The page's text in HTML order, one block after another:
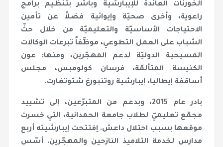
الخورنات العائدة للإيبارشية وباشر بتنظيم برامج
راعوية، وأخرى صحيّة وإيوائية فضلاً عن تأمين
الاحتياجات الأساسيّة والتعليميّة من خلال حثّ
الشباب على العمل التطوعي، موظِّفاً تبرعات الوكالات
المسيحية الدوليّة لدعم المهجّرين، ومنها: عون
الكنيسة المتألمّة، فرسان كولومبس، مجلس
أساقفة إيطاليا، إيبارشية روتنبورغ شتوتغارت.
بادر عام 2015، وبدعم من المتبرّعين، إلى تشييد
مجمّع تعليميّ لطلاب جامعة الحمدانية، التي خسرت
موقعها بسبب احتلال داعش. اِفتتحت إيبارشيته أربع
مدارس لخدمة التلاميذ النازحين والمهجّرين. أسّس